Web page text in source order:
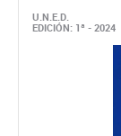
U.N.E.D.
EDICIÓN: 1ª - 2024